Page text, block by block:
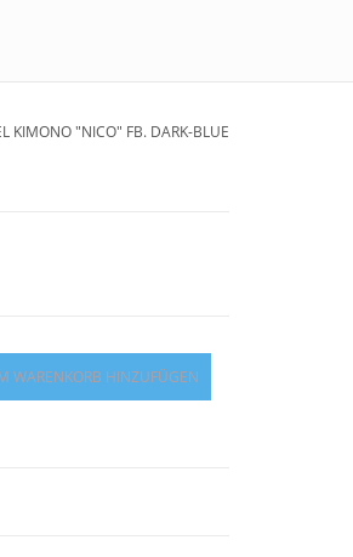
KIMONO "NICO" FB. DARK-BLUE
WARENKORB HINZUFÜGEN